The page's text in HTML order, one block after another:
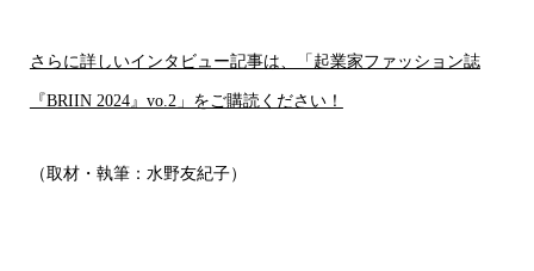
さらに詳しいインタビュー記事は、「起業家ファッション誌
『BRIIN 2024』vo.2」をご購読ください！
（取材・執筆：水野友紀子）